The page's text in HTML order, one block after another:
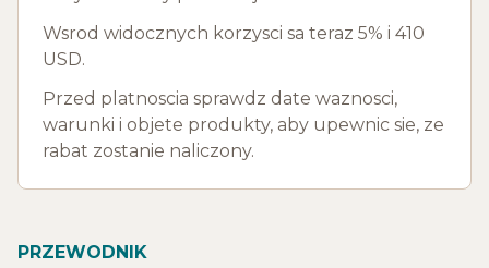
Wsrod widocznych korzysci sa teraz 5% i 410
USD.
Przed platnoscia sprawdz date waznosci,
warunki i objete produkty, aby upewnic sie, ze
rabat zostanie naliczony.
PRZEWODNIK